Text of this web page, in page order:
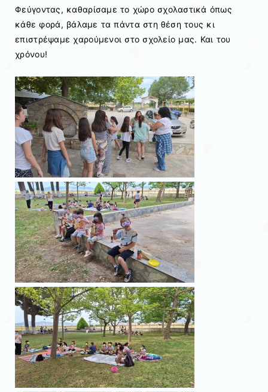
Φεύγοντας, καθαρίσαμε το χώρο σχολαστικά όπως
κάθε φορά, βάλαμε τα πάντα στη θέση τους κι
επιστρέψαμε χαρούμενοι στο σχολείο μας. Και του
χρόνου!